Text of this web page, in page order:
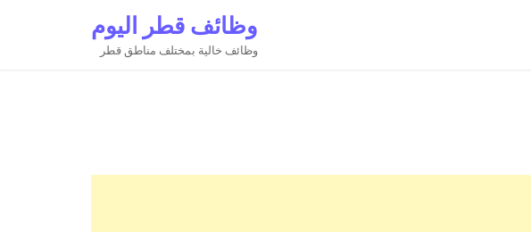
وظائف قطر اليوم
وظائف خالية بمختلف مناطق قطر